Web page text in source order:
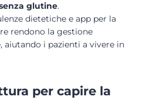
glutine.
dietetiche e app per la
rendono la gestione
aiutando i pazienti a vivere in
per capire la